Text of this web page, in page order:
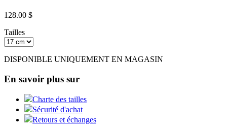
128.00 $
Tailles
DISPONIBLE UNIQUEMENT EN MAGASIN
En savoir plus sur
Charte des tailles
Sécurité d'achat
Retours et échanges